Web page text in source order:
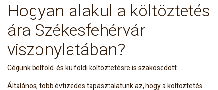
Hogyan alakul a költöztetés
ára Székesfehérvár
viszonylatában?
Cégünk belföldi és külföldi költöztetésre is szakosodott.
Általános, több évtizedes tapasztalatunk az, hogy a költöztetés